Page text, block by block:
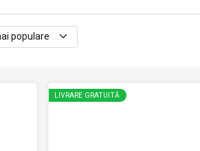
LIVRARE GRATUITĂ